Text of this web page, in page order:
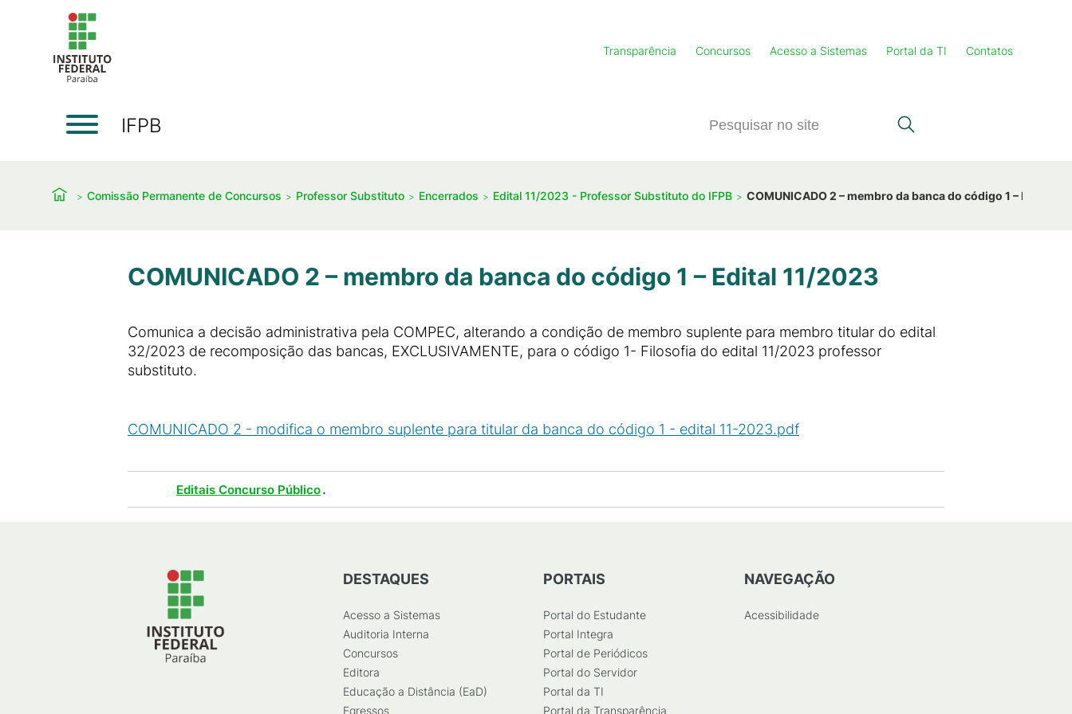
Transparência Concursos Acesso a Sistemas Portal da TI Contatos
IFPB
Comissão Permanente de Concursos Professor Substituto Encerrados Edital 11/2023 - Professor Substituto do IFPB COMUNICADO 2 – membro da banca do código 1 – Edital
COMUNICADO 2 – membro da banca do código 1 – Edital 11/2023
Comunica a decisão administrativa pela COMPEC, alterando a condição de membro suplente para membro titular do edital
32/2023 de recomposição das bancas, EXCLUSIVAMENTE, para o código 1- Filosofia do edital 11/2023 professor
substituto.
COMUNICADO 2 - modifica o membro suplente para titular da banca do código 1 - edital 11-2023.pdf
Editais Concurso Público.
DESTAQUES
Acesso a Sistemas
Auditoria Interna
Concursos
Editora
Educação a Distância (EaD)
Egressos
PORTAIS
Portal do Estudante
Portal Integra
Portal de Periódicos
Portal do Servidor
Portal da TI
Portal da Transparência
NAVEGAÇÃO
Acessibilidade